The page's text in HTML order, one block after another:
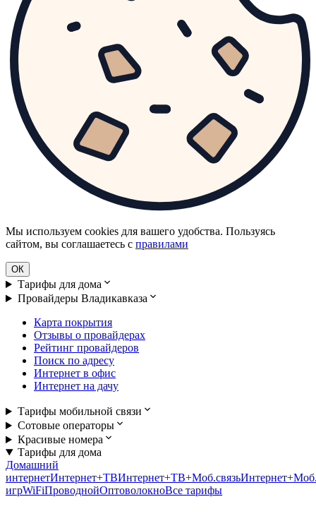
Мы используем cookies для вашего удобства. Пользуясь
сайтом, вы соглашаетесь с правилами
ОК
Тарифы для дома
Провайдеры Владикавказа
Карта покрытия
Отзывы о провайдерах
Рейтинг провайдеров
Поиск по адресу
Интернет в офис
Интернет на дачу
Тарифы мобильной связи
Сотовые операторы
Красивые номера
Тарифы для дома
Домашний
интернетИнтернет+ТВИнтернет+ТВ+Моб.связь
игрWiFiПроводнойОптоволокноВсе тарифы